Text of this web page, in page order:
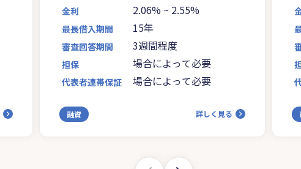
金利 2.06% ~ 2.55%
最長借入期間 15年
審査回答期間 3週間程度
担保 場合によって必要
代表者連帯保証 場合によって必要
融資 詳しく見る